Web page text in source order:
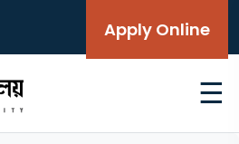
Apply Online
☰